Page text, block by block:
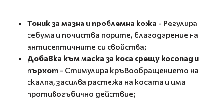
Тоник за мазна и проблемна кожа - Регулира
себума и почиства порите, благодарение на
антисептичните си свойства;
Добавка към маска за коса срещу косопад и
пърхот - Стимулира кръвообращението на
скалпа, засилва растежа на косата и има
противогъбично действие;